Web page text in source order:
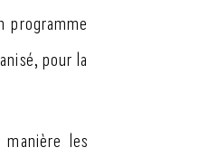
programme
pour la
les